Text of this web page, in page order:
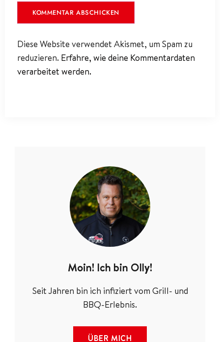
Diese Website verwendet Akismet, um Spam zu
reduzieren. Erfahre, wie deine Kommentardaten
verarbeitet werden.
Moin! Ich bin Olly!
Seit Jahren bin ich infiziert vom Grill- und
BBQ-Erlebnis.
ÜBER MICH